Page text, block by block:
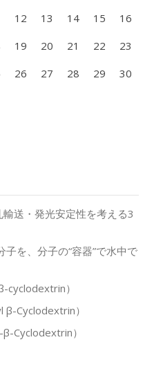
12 13 14 15
16
19 20 21 22
23
26 27 28 29
30
送・発光安定性を考える3
を、分子の“容器”で水中で
cyclodextrin）
Cyclodextrin）
Cyclodextrin）